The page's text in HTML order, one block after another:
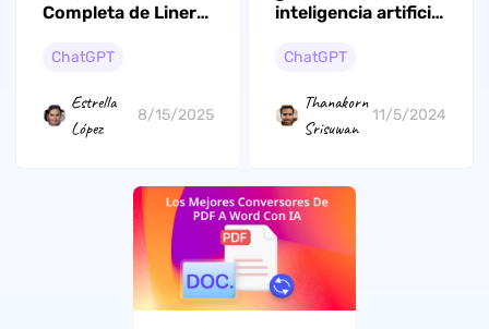
Completa de Liner
Necesita Saber
ChatGPT
Estrella
López
8/15/2025
inteligencia artificial
guía definitiva)
ChatGPT
Thanakorn
Srisuwan
11/5/2024